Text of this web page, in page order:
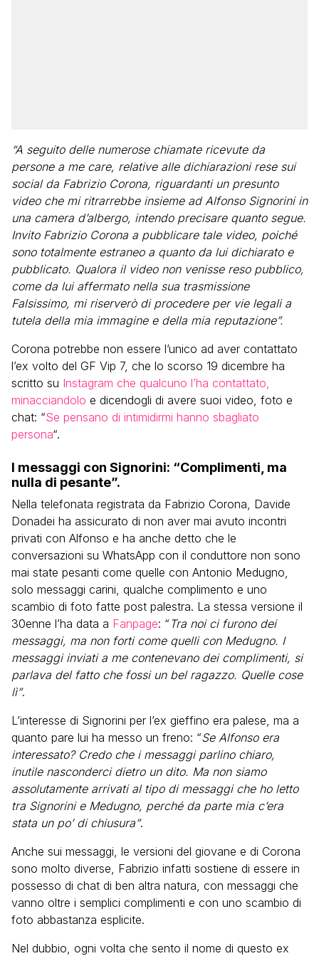
“A seguito delle numerose chiamate ricevute da
persone a me care, relative alle dichiarazioni rese sui
social da Fabrizio Corona, riguardanti un presunto
video che mi ritrarrebbe insieme ad Alfonso Signorini in
una camera d’albergo, intendo precisare quanto segue.
Invito Fabrizio Corona a pubblicare tale video, poiché
sono totalmente estraneo a quanto da lui dichiarato e
pubblicato. Qualora il video non venisse reso pubblico,
come da lui affermato nella sua trasmissione
Falsissimo, mi riserverò di procedere per vie legali a
tutela della mia immagine e della mia reputazione”.
Corona potrebbe non essere l’unico ad aver contattato
l’ex volto del GF Vip 7, che lo scorso 19 dicembre ha
scritto su Instagram che qualcuno l’ha contattato,
minacciandolo e dicendogli di avere suoi video, foto e
chat: “Se pensano di intimidirmi hanno sbagliato
persona“.
I messaggi con Signorini: “Complimenti, ma
nulla di pesante”.
Nella telefonata registrata da Fabrizio Corona, Davide
Donadei ha assicurato di non aver mai avuto incontri
privati con Alfonso e ha anche detto che le
conversazioni su WhatsApp con il conduttore non sono
mai state pesanti come quelle con Antonio Medugno,
solo messaggi carini, qualche complimento e uno
scambio di foto fatte post palestra. La stessa versione il
30enne l’ha data a Fanpage: “ Tra noi ci furono dei
messaggi, ma non forti come quelli con Medugno. I
messaggi inviati a me contenevano dei complimenti, si
parlava del fatto che fossi un bel ragazzo. Quelle cose
lì”.
L’interesse di Signorini per l’ex gieffino era palese, ma a
quanto pare lui ha messo un freno: “Se Alfonso era
interessato? Credo che i messaggi parlino chiaro,
inutile nasconderci dietro un dito. Ma non siamo
assolutamente arrivati al tipo di messaggi che ho letto
tra Signorini e Medugno, perché da parte mia c’era
stata un po’ di chiusura”.
Anche sui messaggi, le versioni del giovane e di Corona
sono molto diverse, Fabrizio infatti sostiene di essere in
possesso di chat di ben altra natura, con messaggi che
vanno oltre i semplici complimenti e con uno scambio di
foto abbastanza esplicite.
Nel dubbio, ogni volta che sento il nome di questo ex